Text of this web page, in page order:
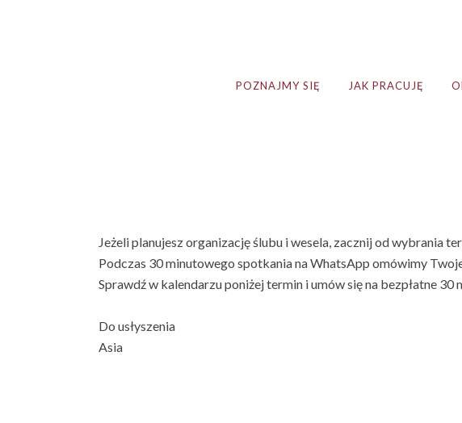
POZNAJMY SIĘ JAK PRACUJĘ
Jeżeli planujesz organizację ślubu i wesela, zacznij od wybrania
Podczas 30 minutowego spotkania na WhatsApp omówimy
Sprawdź w kalendarzu poniżej termin i umów się na bezpłatne 30
Do usłyszenia
Asia